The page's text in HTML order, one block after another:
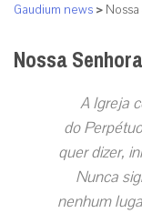
Gaudium news >
Nossa
A Igreja
do
quer dizer,
Nunca
nenhum